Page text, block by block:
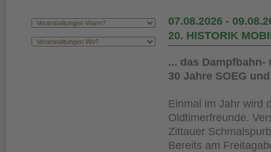
07.08.2026 -
20. HISTORIK
... das
30 Jahre SOEG
Einmal im Jahr wird
Oldtimerfreunde.
Zittauer
Bereits am